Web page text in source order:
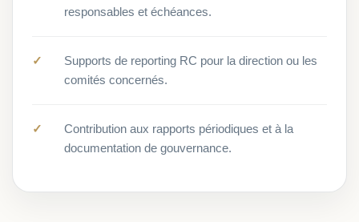
responsables et échéances.
Supports de reporting RC pour la direction ou les
comités concernés.
Contribution aux rapports périodiques et à la
documentation de gouvernance.